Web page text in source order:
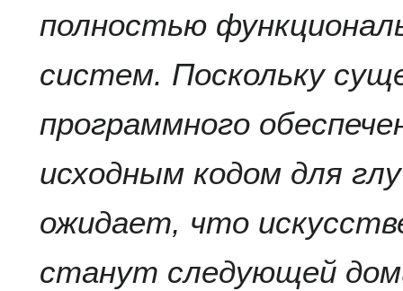
полностью
систем. Поскольку
программного
исходным кодом для
ожидает, что
станут следующей